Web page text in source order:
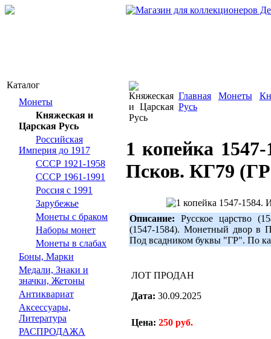
Каталог
Монеты
Княжеская и
Царская Русь
Российская
Империя до 1917
СССР 1921-1958
СССР 1961-1991
Россия с 1991
Зарубежье
Монеты с браком
Наборы монет
Монеты в слабах
Боны, Марки
Медали, Знаки и
значки, Жетоны
Антиквариат
Аксессуары,
Литература
РАСПРОДАЖА
Главная Монеты
Русь
1 копейка
Псков. КГ79
Описание: Русское царство
(1547-1584). Монетный двор в
Под всадником буквы "ГР". По
ЛОТ ПРОДАН
Дата: 30.09.2025
Цена: 250 руб.